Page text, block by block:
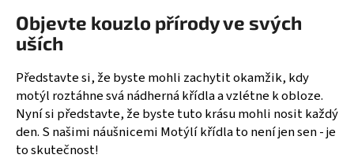
Objevte kouzlo přírody ve svých
uších
Představte si, že byste mohli zachytit okamžik, kdy
motýl roztáhne svá nádherná křídla a vzlétne k obloze.
Nyní si představte, že byste tuto krásu mohli nosit každý
den. S našimi náušnicemi Motýlí křídla to není jen sen - je
to skutečnost!
m
e
ETHNO
NÁRAMEK
CARDÍACO
JASPIS
-
TYRKYSOVÝ